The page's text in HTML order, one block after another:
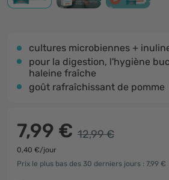
cultures microbiennes +
pour la digestion, l'hygiène
haleine fraîche
goût rafraîchissant de pomme
7,99 € 12,99 €
0,40 €/jour
Prix le plus bas des 30 derniers jours : 7,99 €